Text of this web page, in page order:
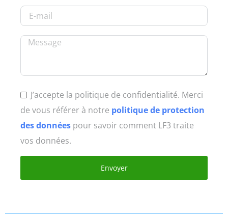
J’accepte la politique de confidentialité. Merci
de vous référer à notre politique de protection
des données pour savoir comment LF3 traite
vos données.
Envoyer